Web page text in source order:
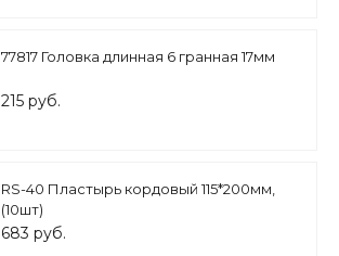
77817 Головка длинная 6 гранная 17мм
215 руб.
RS-40 Пластырь кордовый 115*200мм,
(10шт)
683 руб.